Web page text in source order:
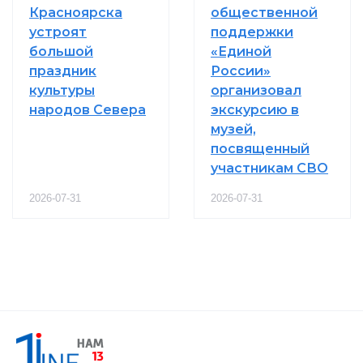
Красноярска
устроят
большой
праздник
культуры
народов Севера
2026-07-31
общественной
поддержки
«Единой
России»
организовал
экскурсию в
музей,
посвященный
участникам СВО
2026-07-31